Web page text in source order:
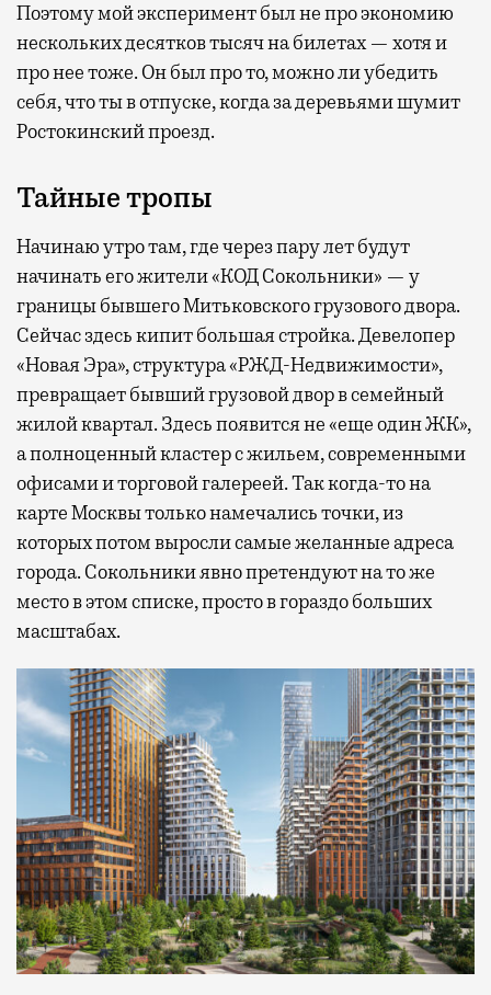
Поэтому мой эксперимент был не про экономию
нескольких десятков тысяч на билетах — хотя и
про нее тоже. Он был про то, можно ли убедить
себя, что ты в отпуске, когда за деревьями шумит
Ростокинский проезд.
Тайные тропы
Начинаю утро там, где через пару лет будут
начинать его жители «КОД Сокольники» — у
границы бывшего Митьковского грузового двора.
Сейчас здесь кипит большая стройка. Девелопер
«Новая Эра», структура «РЖД-Недвижимости»,
превращает бывший грузовой двор в семейный
жилой квартал. Здесь появится не «еще один ЖК»,
а полноценный кластер с жильем, современными
офисами и торговой галереей. Так когда-то на
карте Москвы только намечались точки, из
которых потом выросли самые желанные адреса
города. Сокольники явно претендуют на то же
место в этом списке, просто в гораздо больших
масштабах.